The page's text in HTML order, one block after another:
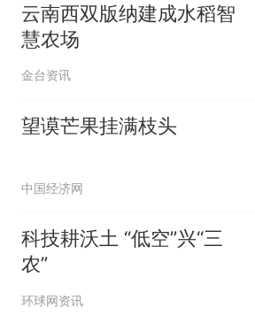
云南西双版纳建成水稻智
慧农场
金台资讯
望谟芒果挂满枝头
中国经济网
科技耕沃土 “低空”兴“三
农”
环球网资讯